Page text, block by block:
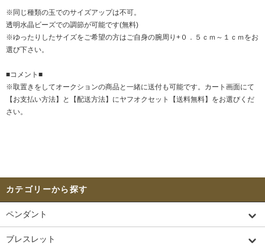
※同じ種類の玉でのサイズアップは不可。
透明水晶ビーズでの調節が可能です(無料)
※ゆったりしたサイズをご希望の方はご自身の腕周り+０．５ｃｍ～１ｃｍをお
選び下さい。
■コメント■
※取置きをしてオークションの商品と一緒に送付も可能です。カート画面にて
【お支払い方法】と【配送方法】にヤフオクセット【送料無料】をお選びくだ
さい。
カテゴリーから探す
ペンダント
ブレスレット